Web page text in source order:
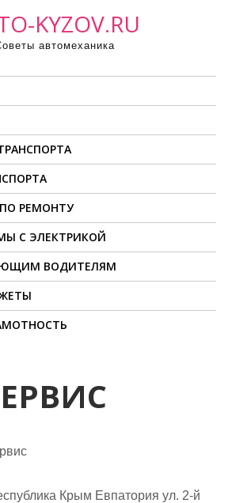
KYZOV.RU
автомеханика
РЕМОНТУ
С ЭЛЕКТРИКОЙ
ВОДИТЕЛЯМ
Крым Евпатория ул. 2-й